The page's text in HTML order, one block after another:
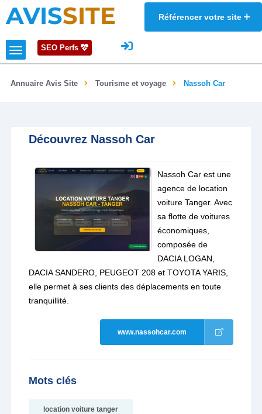
AVISSITE Référencer votre site
SEO Perfs
Annuaire Avis Site Tourisme et voyage Nassoh Car
Découvrez Nassoh Car
Nassoh Car est une
agence de location
voiture Tanger. Avec
sa flotte de voitures
économiques,
composée de
DACIA LOGAN,
DACIA SANDERO, PEUGEOT 208 et TOYOTA YARIS,
elle permet à ses clients des déplacements en toute
tranquillité.
www.nassohcar.com
Mots clés
location voiture tanger